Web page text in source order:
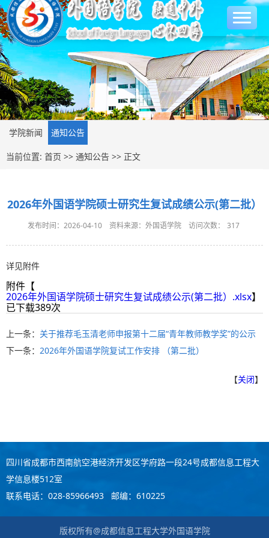
学院新闻 通知公告
当前位置: 首页 >> 通知公告 >> 正文
2026年外国语学院硕士研究生复试成绩公示(第二批）
发布时间：2026-04-10 资料来源：外国语学院 访问次数： 317
详见附件
附件【
2026年外国语学院硕士研究生复试成绩公示(第二批）.xlsx】
已下载389次
上一条： 关于推荐毛玉清老师申报第十二届“青年教师教学奖”的公示
下一条： 2026年外国语学院复试工作安排 （第二批）
【关闭】
四川省成都市西南航空港经济开发区学府路一段24号成都信息工程大
学信息楼512室
联系电话：028-85966493 邮编：610225
版权所有@成都信息工程大学外国语学院